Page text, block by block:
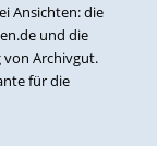
Ansichten: die
und die
von Archivgut.
für die